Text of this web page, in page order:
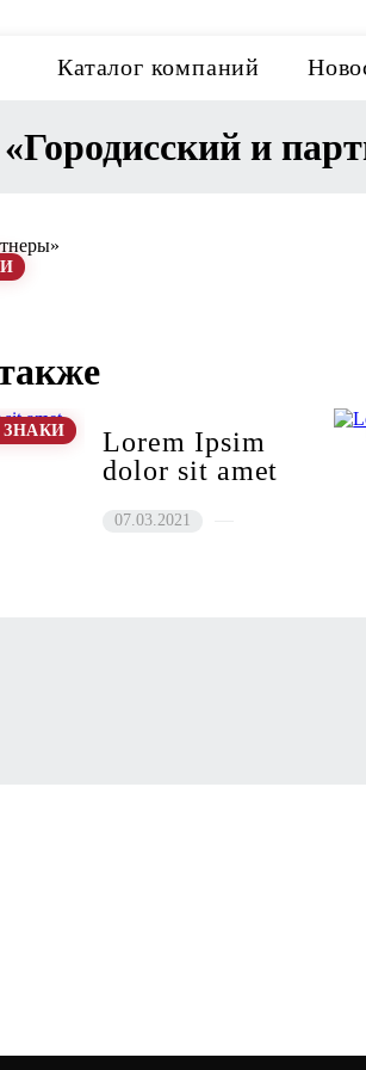
Каталог компаний
«Городисский и
Lorem Ipsim
dolor sit amet
07.03.2021